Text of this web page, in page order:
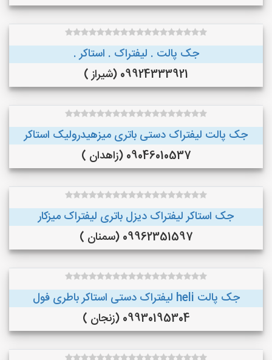
جک پالت . لیفتراک . استاکر .
09924333921 (شیراز )
جک پالت لیفتراک دستی باتری میزهیدرولیک استاکر
09046010537 (زاهدان )
جک استاکر لیفتراک دیزل باتری لیفتراک میزکار
09962351597 (سمنان )
جک پالت heli لیفتراک دستی استاکر باطری فول
09930195304 (زنجان )